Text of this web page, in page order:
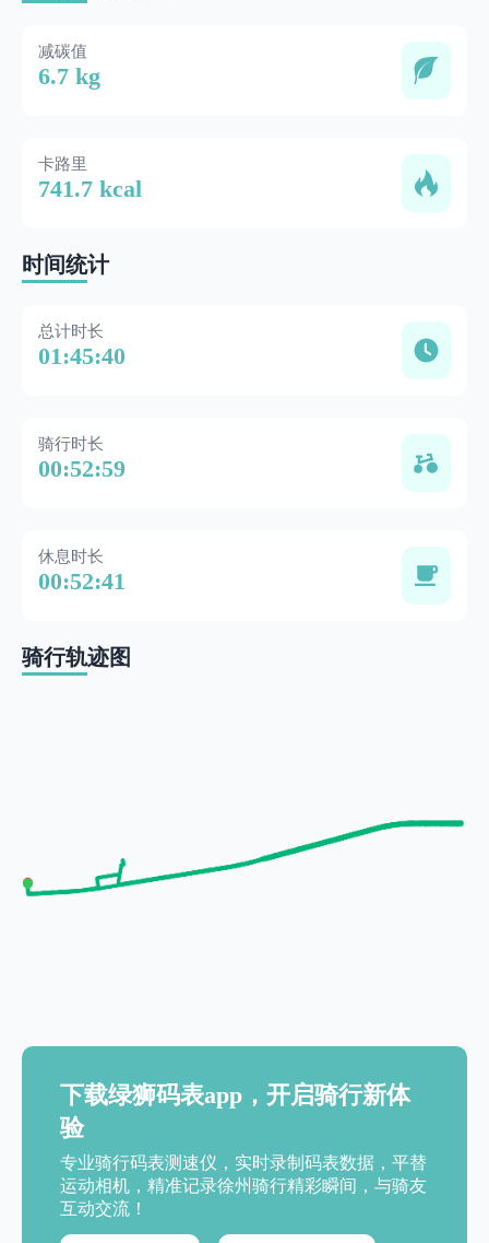
减碳值
6.7 kg
卡路里
741.7 kcal
时间统计
总计时长
01:45:40
骑行时长
00:52:59
休息时长
00:52:41
骑行轨迹图
下载绿狮码表app，开启骑行新体
验
专业骑行码表测速仪，实时录制码表数据，平替
运动相机，精准记录徐州骑行精彩瞬间，与骑友
互动交流！